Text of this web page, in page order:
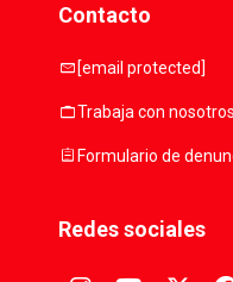
Contacto
mail [email protected]
workTrabaja con nosotros
assignmentFormulario de
Redes sociales